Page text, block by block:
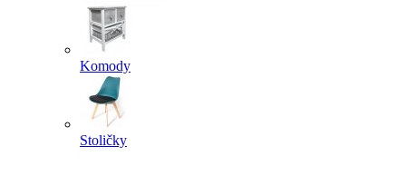
Komody
Stoličky